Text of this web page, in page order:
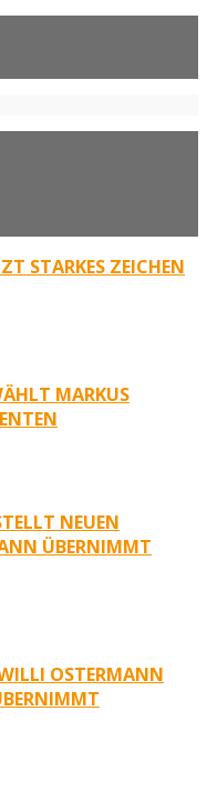
STARKES ZEICHEN
MARKUS
NEUEN
ÜBERNIMMT
OSTERMANN